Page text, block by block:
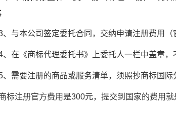
本公司签定委托合同，交纳申请注册费用（
《商标代理委托书》上委托人一栏中盖章，
要注册的商品或服务清单，须照抄商标国际
注册官方费用是300元，提交到国家的费用就